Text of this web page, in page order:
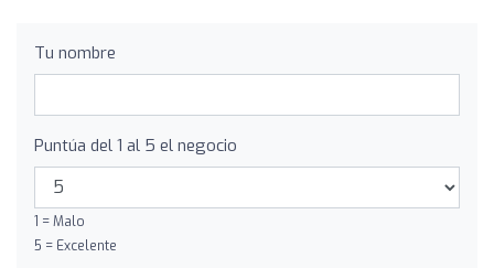
Tu nombre
Puntúa del 1 al 5 el negocio
1 = Malo
5 = Excelente